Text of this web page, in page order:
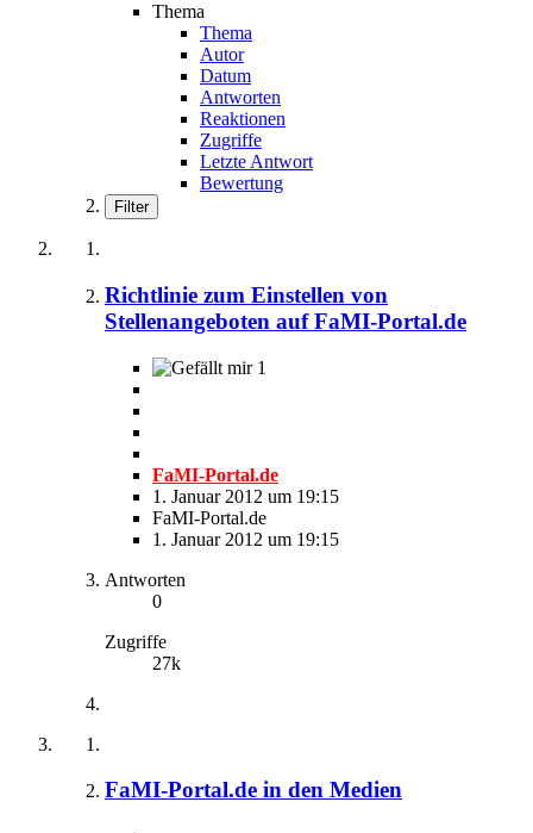
Thema
Thema
Autor
Datum
Antworten
Reaktionen
Zugriffe
Letzte Antwort
Bewertung
Filter
Richtlinie zum Einstellen von
Stellenangeboten auf FaMI-Portal.de
1
FaMI-Portal.de
1. Januar 2012 um 19:15
FaMI-Portal.de
1. Januar 2012 um 19:15
Antworten
0
Zugriffe
27k
FaMI-Portal.de in den Medien